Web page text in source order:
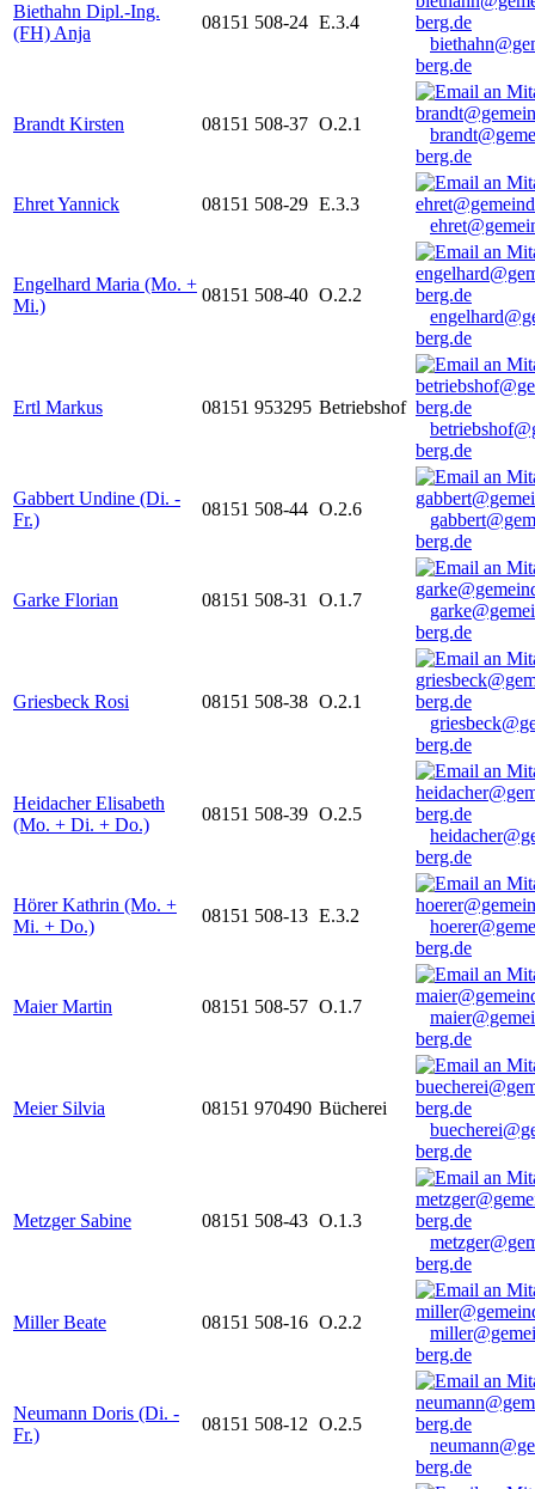
Biethahn Dipl.-Ing.
(FH) Anja
08151 508-24 E.3.4
berg.de
Brandt Kirsten 08151 508-37 O.2.1
berg.de
Ehret Yannick 08151 508-29 E.3.3
Engelhard Maria (Mo. +
Mi.)
08151 508-40 O.2.2
berg.de
Ertl Markus 08151 953295 Betriebshof
berg.de
Gabbert Undine (Di. -
Fr.)
08151 508-44 O.2.6
berg.de
Garke Florian 08151 508-31 O.1.7
berg.de
Griesbeck Rosi 08151 508-38 O.2.1
berg.de
Heidacher Elisabeth
(Mo. + Di. + Do.)
08151 508-39 O.2.5
berg.de
Hörer Kathrin (Mo. +
Mi. + Do.)
08151 508-13 E.3.2
berg.de
Maier Martin 08151 508-57 O.1.7
berg.de
Meier Silvia 08151 970490 Bücherei
berg.de
Metzger Sabine 08151 508-43 O.1.3
berg.de
Miller Beate 08151 508-16 O.2.2
berg.de
Neumann Doris (Di. -
Fr.)
08151 508-12 O.2.5
berg.de